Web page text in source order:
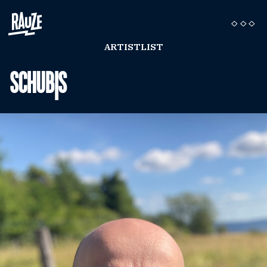
ARTISTLIST
SCHUB|S